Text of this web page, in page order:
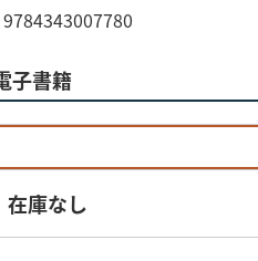
9784343007780
子書籍
在庫なし